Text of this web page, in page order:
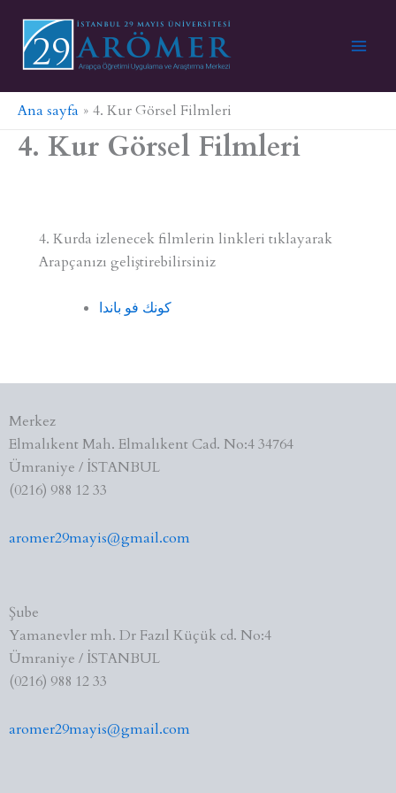
Ana sayfa 4. Kur Görsel Filmleri
4. Kur Görsel Filmleri
4. Kurda izlenecek filmlerin linkleri tıklayarak
Arapçanızı geliştirebilirsiniz
كونك فو باندا
Merkez
Elmalıkent Mah. Elmalıkent Cad. No:4 34764
Ümraniye / İSTANBUL
(0216) 988 12 33
aromer29mayis@gmail.com
Şube
Yamanevler mh. Dr Fazıl Küçük cd. No:4
Ümraniye / İSTANBUL
(0216) 988 12 33
aromer29mayis@gmail.com